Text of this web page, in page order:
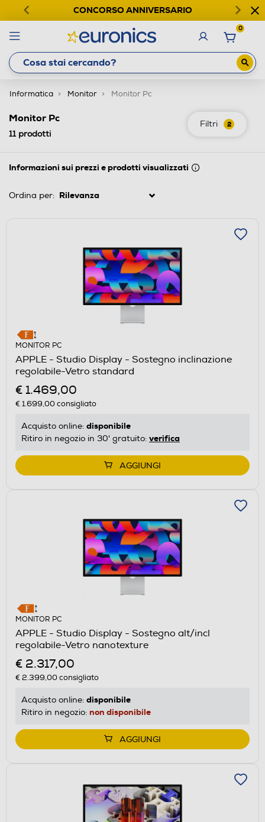
CONCORSO ANNIVERSARIO
0
Informatica Monitor Monitor Pc
Filtri 2
Monitor Pc
11prodotti
Informazioni sui prezzi e prodotti visualizzati
Ordina per:
MONITOR PC
APPLE - Studio Display - Sostegno inclinazione
regolabile-Vetro standard
€ 1.469,00
€ 1.699,00consigliato
Acquisto online: disponibile
Ritiro in negozio in 30' gratuito: verifica
AGGIUNGI
MONITOR PC
APPLE - Studio Display - Sostegno alt/incl
regolabile-Vetro nanotexture
€ 2.317,00
€ 2.399,00consigliato
Acquisto online: disponibile
Ritiro in negozio: non disponibile
AGGIUNGI